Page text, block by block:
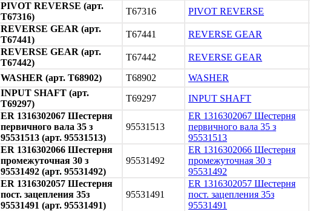
PIVOT REVERSE (арт.
T67316)
T67316 PIVOT REVERSE
REVERSE GEAR (арт.
T67441)
T67441 REVERSE GEAR
REVERSE GEAR (арт.
T67442)
T67442 REVERSE GEAR
WASHER (арт. T68902) T68902 WASHER
INPUT SHAFT (арт.
T69297)
T69297 INPUT SHAFT
ER 1316302067 Шестерня
первичного вала 35 з
95531513 (арт. 95531513)
95531513
ER 1316302067 Шестерня
первичного вала 35 з
95531513
ER 1316302066 Шестерня
промежуточная 30 з
95531492 (арт. 95531492)
95531492
ER 1316302066 Шестерня
промежуточная 30 з
95531492
ER 1316302057 Шестерня
пост. зацепления 35з
95531491 (арт. 95531491)
95531491
ER 1316302057 Шестерня
пост. зацепления 35з
95531491